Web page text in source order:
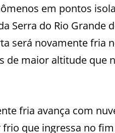
em pontos
Serra do Rio Grande
será novamente fria
de maior altitude que
fria avança com
que ingressa no